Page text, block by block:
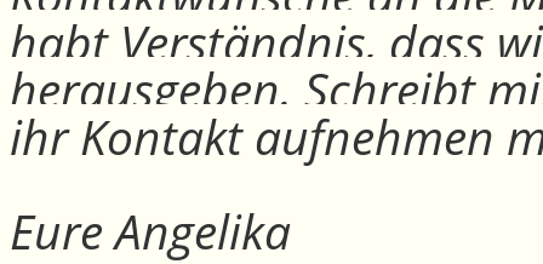
habt Verständnis, dass
herausgeben. Schreibt
ihr Kontakt aufnehmen
Eure Angelika